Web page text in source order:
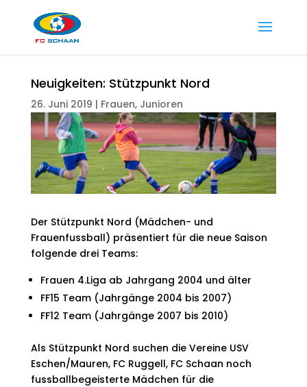
Neuigkeiten: Stützpunkt Nord
26. Juni 2019 | Frauen, Junioren
Der Stützpunkt Nord (Mädchen- und
Frauenfussball) präsentiert für die neue Saison
folgende drei Teams:
Frauen 4.Liga ab Jahrgang 2004 und älter
FF15 Team (Jahrgänge 2004 bis 2007)
FF12 Team (Jahrgänge 2007 bis 2010)
Als Stützpunkt Nord suchen die Vereine USV
Eschen/Mauren, FC Ruggell, FC Schaan noch
fussballbegeisterte Mädchen für die